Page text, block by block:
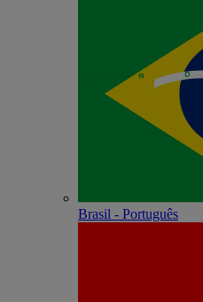
Brasil - Português